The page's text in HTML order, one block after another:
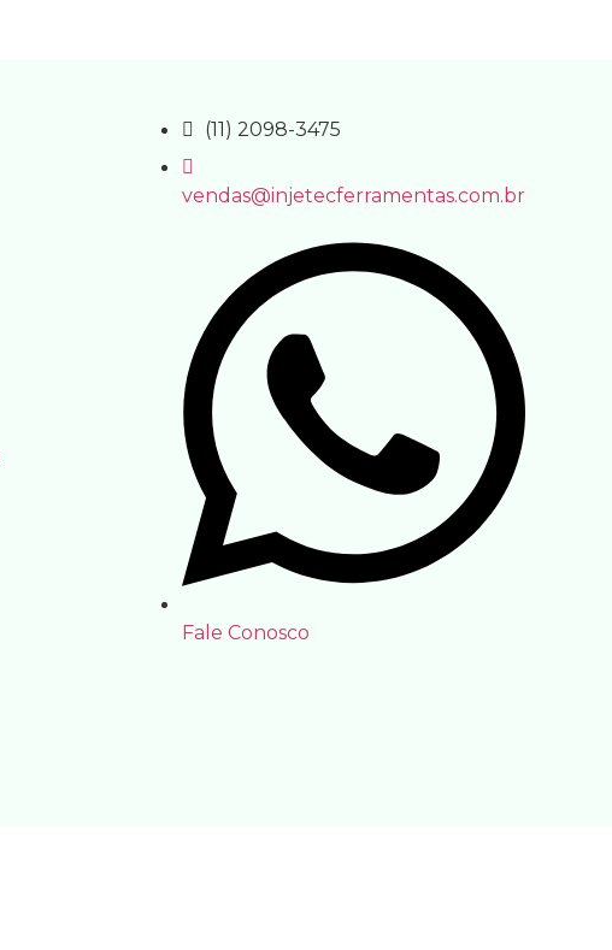
(11) 2098-3475
vendas@injetecferramentas.com.br
Fale Conosco